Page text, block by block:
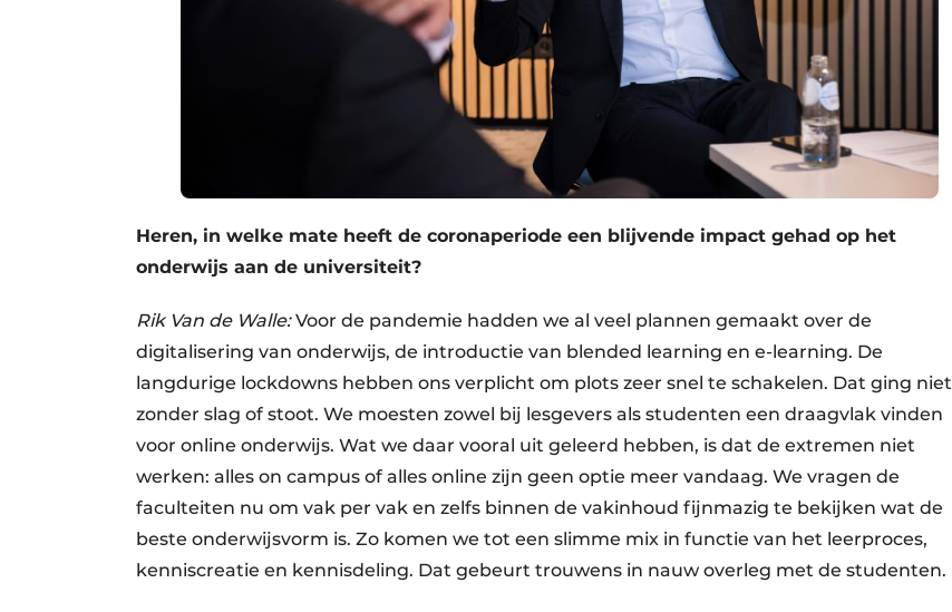
Heren, in welke mate heeft de coronaperiode een blijvende impact gehad op het
onderwijs aan de universiteit?
Rik Van de Walle:Voor de pandemie hadden we al veel plannen gemaakt over de
digitalisering van onderwijs, de introductie van blended learning en e-learning. De
langdurige lockdowns hebben ons verplicht om plots zeer snel te schakelen. Dat ging niet
zonder slag of stoot. We moesten zowel bij lesgevers als studenten een draagvlak vinden
voor online onderwijs. Wat we daar vooral uit geleerd hebben, is dat de extremen niet
werken: alles on campus of alles online zijn geen optie meer vandaag. We vragen de
faculteiten nu om vak per vak en zelfs binnen de vakinhoud fijnmazig te bekijken wat de
beste onderwijsvorm is. Zo komen we tot een slimme mix in functie van het leerproces,
kenniscreatie en kennisdeling. Dat gebeurt trouwens in nauw overleg met de studenten.